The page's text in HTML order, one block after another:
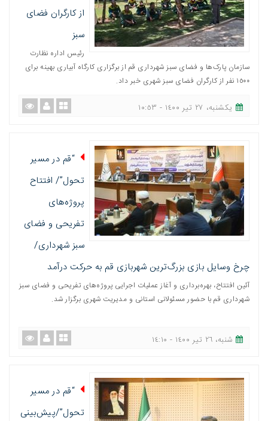
از کارگران فضای
سبز
رئیس اداره نظارت
سازمان پارک‌ها و فضای سبز شهرداری قم از برگزاری کارگاه آبیاری بهینه برای
١٥٠٠ نفر از کارگران فضای سبز شهری خبر داد.
یکشنبه، ٢٧ تیر ١٤٠٠ - ١٠:٥٣
“قم در مسیر
تحول”/ افتتاح
پروژه‌های
تفریحی و فضای
سبز شهرداری/
چرخ وسایل بازی بزرگ‌ترین شهربازی قم به حرکت درآمد
آئین افتتاح، بهره‌برداری و آغاز عملیات اجرایی پروژه‌های تفریحی و فضای سبز
شهرداری قم با حضور مسئولانی استانی و مدیریت شهری برگزار شد.
شنبه، ٢٦ تیر ١٤٠٠ - ١٤:١٠
“قم در مسیر
تحول”/پیش‌بینی